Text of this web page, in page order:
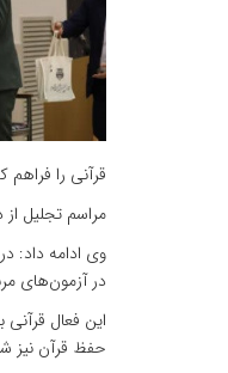
قرآنی را فراهم
مراسم تجلیل از
وی ادامه داد:
در آزمون‌های
حفظ قرآن نیز